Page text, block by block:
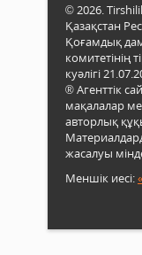
© 2026.
Қазақстан
Қоғамдық
комитетінің
куәлігі
® Агенттік
мақалалар
авторлық
жасалуы
Меншік иесі: